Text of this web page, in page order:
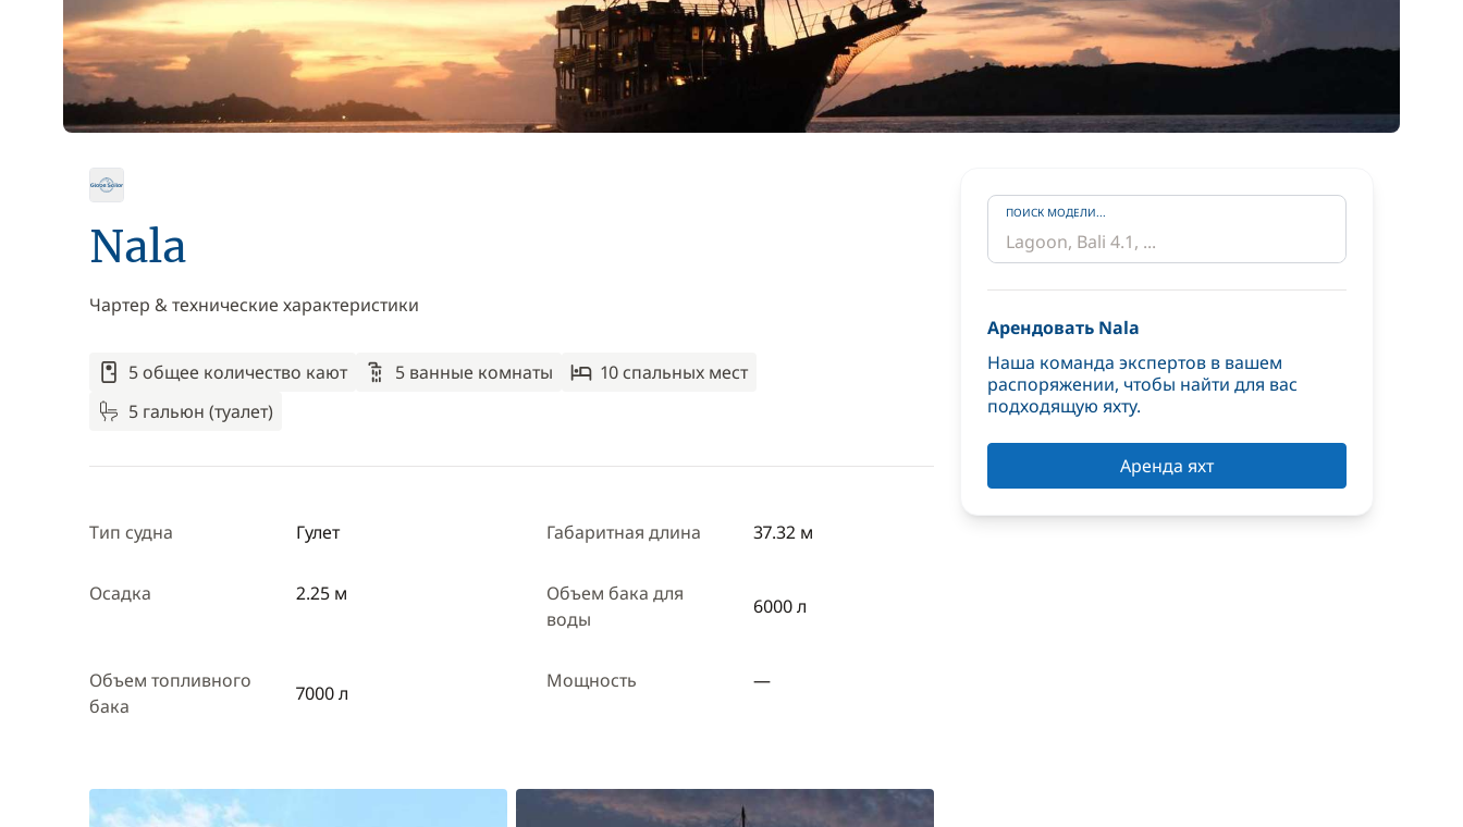
Nala
Чартер & технические характеристики
5 общее количество кают 5 ванные комнаты
10 спальныx мест
5 гальюн (туалет)
Тип судна Гулет Габаритная длина 37.32 м
Осадка 2.25 м
Объем бака для
воды
6000 л
Объем топливного
бака
7000 л
Мощность —
ПОИСК МОДЕЛИ...
Арендовать Nala
Наша команда экспертов в вашем
распоряжении, чтобы найти для вас
подходящую яхту.
Аренда яхт